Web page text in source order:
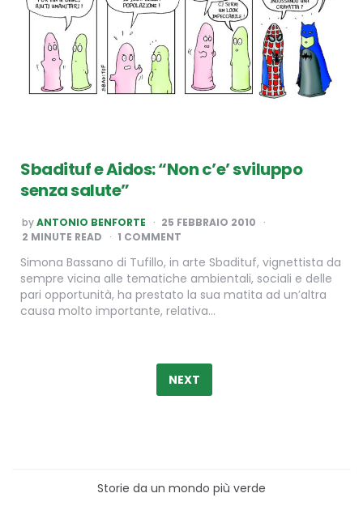
Sbadituf e Aidos: “Non c’e’ sviluppo
senza salute”
POSTED
BY
byANTONIO BENFORTE
25 FEBBRAIO 2010
2 MINUTE READ 1 COMMENT
Simona Bassano di Tufillo, in arte Sbadituf, vignettista da
sempre vicina alle tematiche ambientali, sociali e delle
pari opportunità, ha prestato la sua matita ad un’altra
causa molto importante, relativa…
NEXT
Storie da un mondo più verde